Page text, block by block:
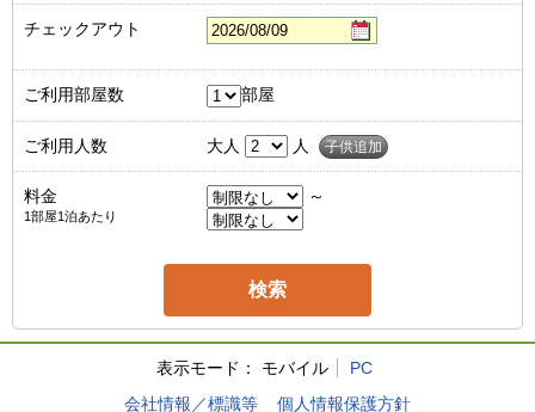
チェックアウト
ご利用部屋数 部屋
ご利用人数 大人 人 子供追加
料金
1部屋1泊あたり
～
表示モード： モバイル
PC
会社情報／標識等
個人情報保護方針